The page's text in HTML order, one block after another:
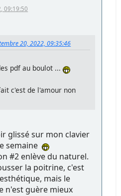
09:19:50
20, 2022, 09:35:46
pdf au boulot ...
c'est de l'amour non
glissé sur mon clavier
semaine
#2 enlève du naturel.
la poitrine, c'est
mais le
n'est guère mieux